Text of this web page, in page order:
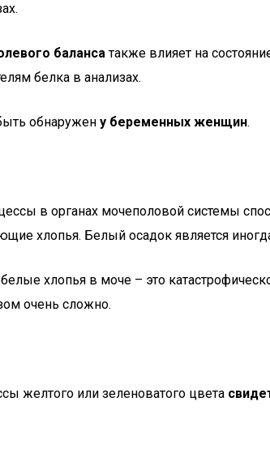
балансатакже влияет на
белка в анализах.
обнаружен у беременных женщин.
в органах мочеполовой системы
хлопья. Белый осадок является
хлопья в моче – это
очень сложно.
желтого или зеленоватого цвета